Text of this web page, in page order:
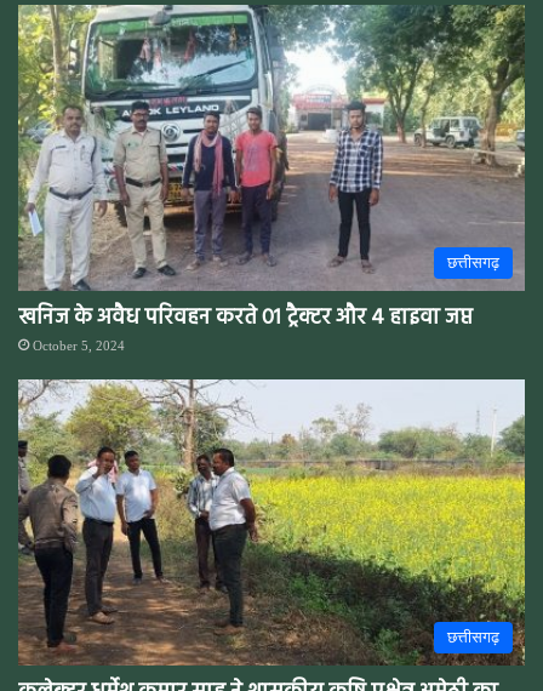
छत्तीसगढ़
खनिज के अवैध परिवहन करते 01 ट्रैक्टर और 4 हाइवा जप्त
October 5, 2024
छत्तीसगढ़